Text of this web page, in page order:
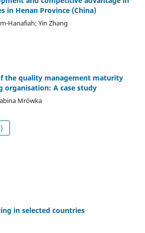
in Henan Province (China)
Hanafiah; Yin Zhang
the quality management maturity
organisation: A case study
Mrówka
in selected countries